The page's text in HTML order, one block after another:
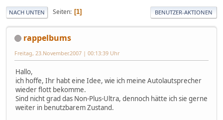
NACH UNTEN Seiten 1 BENUTZER-AKTIONEN
rappelbums
Freitag, 23.November.2007 | 00:13:39 Uhr
Hallo,
ich hoffe, Ihr habt eine Idee, wie ich meine Autolautsprecher
wieder flott bekomme.
Sind nicht grad das Non-Plus-Ultra, dennoch hätte ich sie gerne
weiter in benutzbarem Zustand.